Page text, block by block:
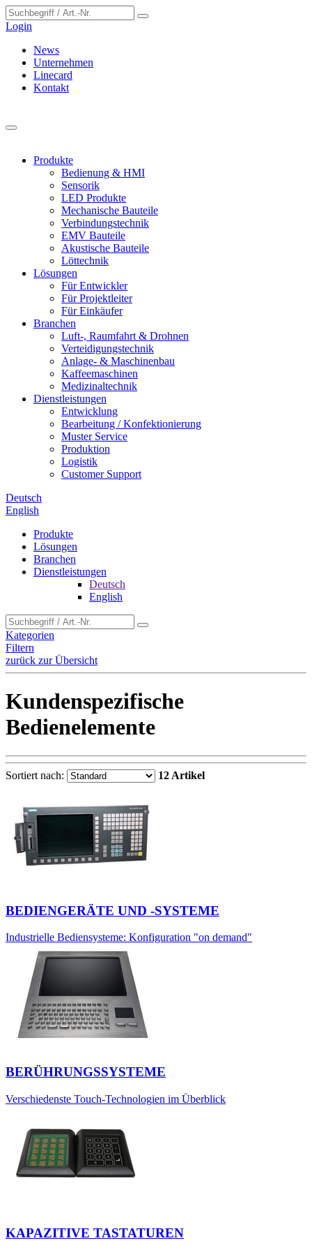
Login
News
Unternehmen
Linecard
Kontakt
Produkte
Bedienung & HMI
Sensorik
LED Produkte
Mechanische Bauteile
Verbindungstechnik
EMV Bauteile
Akustische Bauteile
Löttechnik
Lösungen
Für Entwickler
Für Projektleiter
Für Einkäufer
Branchen
Luft-, Raumfahrt & Drohnen
Verteidigungstechnik
Anlage- & Maschinenbau
Kaffeemaschinen
Medizinaltechnik
Dienstleistungen
Entwicklung
Bearbeitung / Konfektionierung
Muster Service
Produktion
Logistik
Customer Support
Deutsch
English
Produkte
Lösungen
Branchen
Dienstleistungen
Deutsch
English
Kategorien
Filtern
zurück zur Übersicht
Kundenspezifische
Bedienelemente
Sortiert nach: 12 Artikel
BEDIENGERÄTE UND -SYSTEME
Industrielle Bediensysteme: Konfiguration "on demand"
BERÜHRUNGSSYSTEME
Verschiedenste Touch-Technologien im Überblick
KAPAZITIVE TASTATUREN
Cookie-Einstellungen